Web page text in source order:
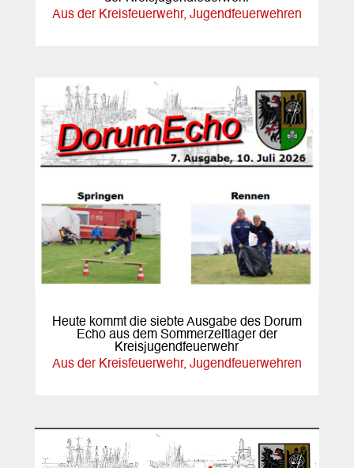
Aus der Kreisfeuerwehr, Jugendfeuerwehren
Heute kommt die siebte Ausgabe des Dorum
Echo aus dem Sommerzeltlager der
Kreisjugendfeuerwehr
Aus der Kreisfeuerwehr, Jugendfeuerwehren